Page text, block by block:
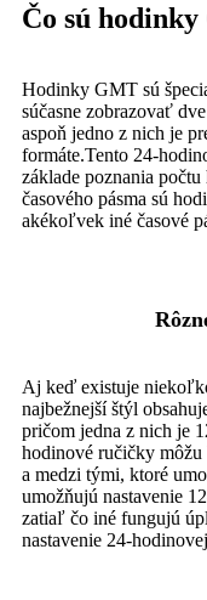
Čo sú
Hodinky GMT sú
súčasne zobrazovať
aspoň jedno z nich je
formáte.Tento 24-
základe poznania
časového pásma sú
akékoľvek iné časové
Aj keď existuje
najbežnejší štýl
pričom jedna z nich je
hodinové ručičky môžu
a medzi tými, ktoré
umožňujú nastavenie
zatiaľ čo iné fungujú
nastavenie 24-